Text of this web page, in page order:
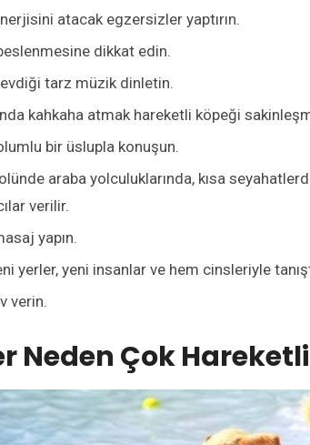
atacak egzersizler yaptırın.
dikkat edin.
tarz müzik dinletin.
kahkaha atmak hareketli köpeği
bir üslupla konuşun.
araba yolculuklarında, kısa
verilir.
yapın.
yerler, yeni insanlar ve hem cinsleriyle
verin.
Neden Çok